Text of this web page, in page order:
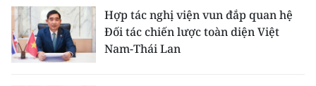
Hợp tác nghị viện vun đắp quan hệ
Đối tác chiến lược toàn diện Việt
Nam-Thái Lan